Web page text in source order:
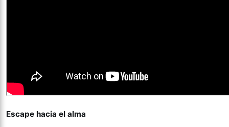
Escape hacia el alma